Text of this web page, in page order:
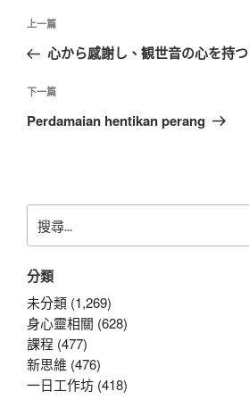
文
導
覽
上
一
文
章
上一篇
心から感謝し、観世音の心を持
下
一
下一篇
Perdamaian hentikan perang
尋
鍵
字:
分類
未分類 (1,269)
身心靈相關 (628)
課程 (477)
新思維 (476)
一日工作坊 (418)